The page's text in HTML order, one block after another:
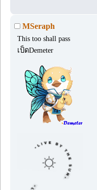
MSeraph
This too shall pass
เป็ดDemeter